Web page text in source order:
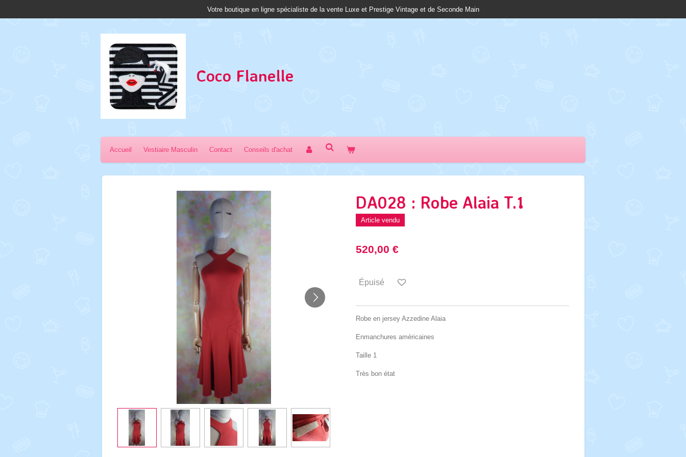
Votre boutique en ligne spécialiste de la vente Luxe et Prestige Vintage et de Seconde Main
Coco Flanelle
Accueil Vestiaire Masculin Contact Conseils d'achat
DA028 : Robe Alaia T.1
Article vendu
520,00 €
Épuisé
Robe en jersey Azzedine Alaia
Enmanchures américaines
Taille 1
Très bon état